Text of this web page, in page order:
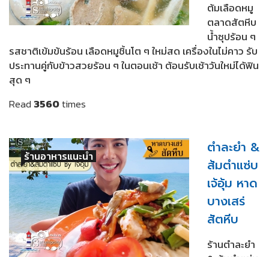
ต้มเลือดหมู
ตลาดสัตหีบ
น้ำซุปร้อน ๆ
รสชาติเข้มข้นร้อน เลือดหมูชิ้นโต ๆ ใหม่สด เครื่องในไม่คาว รับ
ประทานคู่กับข้าวสวยร้อน ๆ ในตอนเช้า ต้อนรับเช้าวันใหม่ได้ฟิน
สุด ๆ
Read 3560times
ร้านอาหารแนะนำ
ตำละยำ &
ส้มตำแซ่บ
เจ้อุ้ม หาด
บางเสร่
สัตหีบ
ร้านตำละยำ